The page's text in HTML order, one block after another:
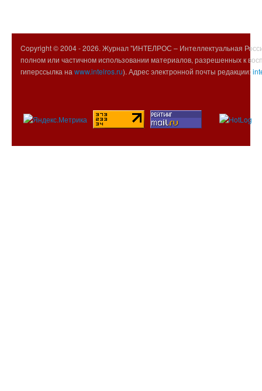
Copyright © 2004 -2026. Журнал "ИНТЕЛРОС – Интеллектуальная
полном или частичном использовании материалов, разрешенных к
гиперссылка на www.intelros.ru). Адрес электронной почты редакции: